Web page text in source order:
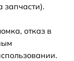
запчасти).
отказ в